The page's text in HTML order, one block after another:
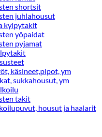
shortsit
juhlahousut
kylpytakit
yöpaidat
pyjamat
käsineet,pipot, ym
sukkahousut, ym
takit
housut ja haalarit